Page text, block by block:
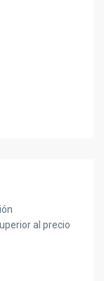
al precio